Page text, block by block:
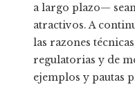
a largo plazo—
atractivos. A
las razones
regulatorias y de
ejemplos y pautas